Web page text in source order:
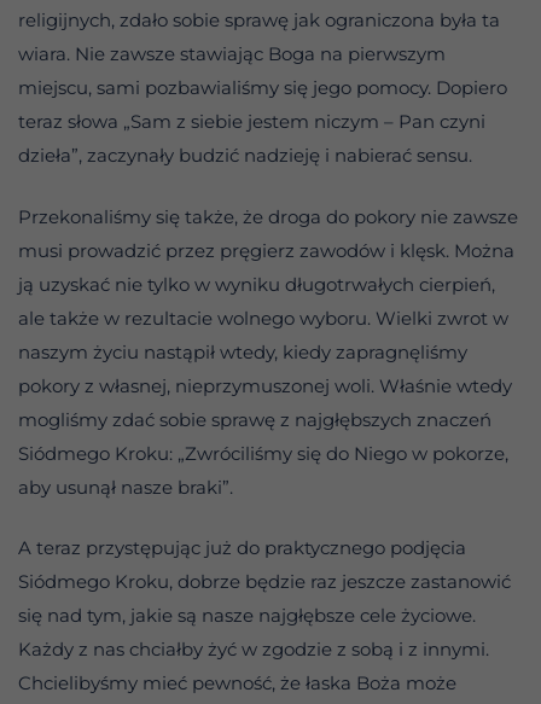
religijnych, zdało sobie sprawę jak ograniczona była ta
wiara. Nie zawsze stawiając Boga na pierwszym
miejscu, sami pozbawialiśmy się jego pomocy. Dopiero
teraz słowa „Sam z siebie jestem niczym – Pan czyni
dzieła”, zaczynały budzić nadzieję i nabierać sensu.
Przekonaliśmy się także, że droga do pokory nie zawsze
musi prowadzić przez pręgierz zawodów i klęsk. Można
ją uzyskać nie tylko w wyniku długotrwałych cierpień,
ale także w rezultacie wolnego wyboru. Wielki zwrot w
naszym życiu nastąpił wtedy, kiedy zapragnęliśmy
pokory z własnej, nieprzymuszonej woli. Właśnie wtedy
mogliśmy zdać sobie sprawę z najgłębszych znaczeń
Siódmego Kroku: „Zwróciliśmy się do Niego w pokorze,
aby usunął nasze braki”.
A teraz przystępując już do praktycznego podjęcia
Siódmego Kroku, dobrze będzie raz jeszcze zastanowić
się nad tym, jakie są nasze najgłębsze cele życiowe.
Każdy z nas chciałby żyć w zgodzie z sobą i z innymi.
Chcielibyśmy mieć pewność, że łaska Boża może